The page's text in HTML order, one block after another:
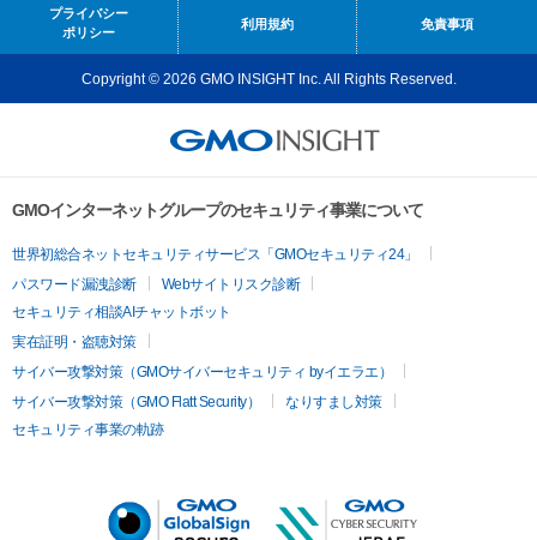
プライバシー
ポリシー
利用規約 免責事項
Copyright © 2026 GMO INSIGHT Inc. All Rights Reserved.
GMOインターネットグループのセキュリティ事業について
世界初総合ネットセキュリティサービス「GMOセキュリティ24」
パスワード漏洩診断
Webサイトリスク診断
セキュリティ相談AIチャットボット
実在証明・盗聴対策
サイバー攻撃対策（GMOサイバーセキュリティ byイエラエ）
サイバー攻撃対策（GMO Flatt Security）
なりすまし対策
セキュリティ事業の軌跡